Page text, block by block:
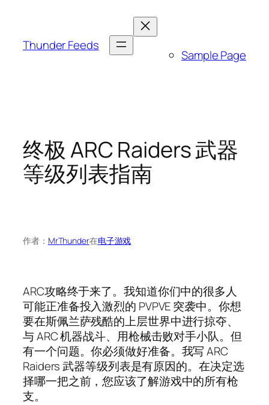
Thunder Feeds
Sample Page
终极 ARC Raiders 武器
等级列表指南
作者： MrThunder在电子游戏
ARC攻略终于来了。我知道你们中的很多人
可能正准备投入激烈的 PVPVE 突袭中。你想
要在斯佩兰萨残酷的上层世界中进行掠夺、
与 ARC 机器战斗、用枪械击败对手小队。但
有一个问题。你必须做好准备。我写 ARC
Raiders 武器等级列表是有原因的。在决定选
择哪一把之前，您应该了解游戏中的所有枪
支。